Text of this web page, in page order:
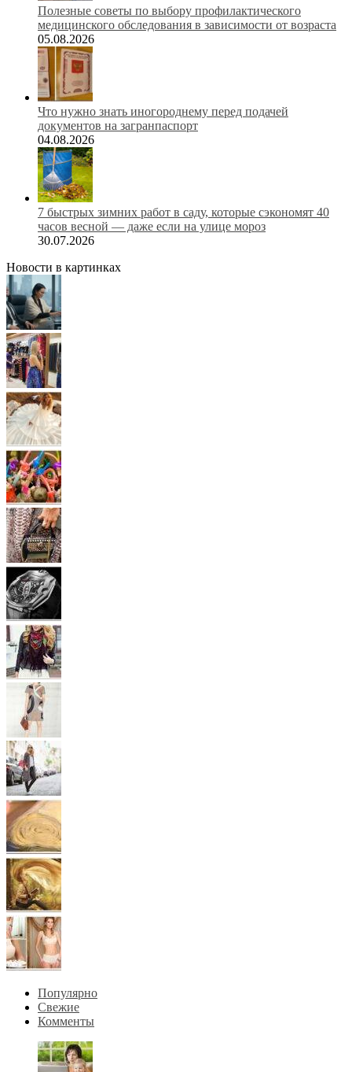
Полезные советы по выбору профилактического
медицинского обследования в зависимости от возраста
05.08.2026
Что нужно знать иногороднему перед подачей
документов на загранпаспорт
04.08.2026
7 быстрых зимних работ в саду, которые сэкономят 40
часов весной — даже если на улице мороз
30.07.2026
Новости в картинках
Популярно
Свежие
Комменты